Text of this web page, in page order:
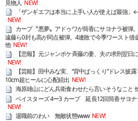
見物人 NEW!
「ザンギエフは本当に上手い人が使えば最強
NEW!
カープ〝悪夢〟アドゥワが筒香にサヨナラ被弾
遠藤ら0封も高が同点被弾。4連敗で今季ワースト借
他 NEW!
【悲報】元ジャンポケ斉藤の妻、夫の求刑翌日
NEW!
【芸能】田中みな実、“背中ぱっくり”ドレス披
10cm超ヒールに心配続出 NEW!
海原雄山にどん兵衛食わせたら言いそうなこと
ベイスターズ 4ー3 カープ 延長12回筒香サヨ
NEW!
退職前のわい 無敵状態www NEW!